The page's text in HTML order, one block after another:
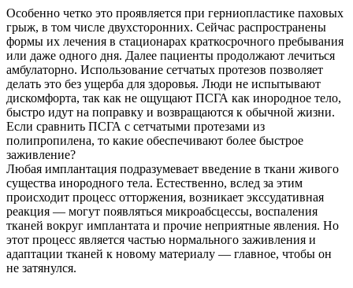
Особенно четко это проявляется при герниопластике паховых
грыж, в том числе двухсторонних. Сейчас распространены
формы их лечения в стационарах краткосрочного пребывания
или даже одного дня. Далее пациенты продолжают лечиться
амбулаторно. Использование сетчатых протезов позволяет
делать это без ущерба для здоровья. Люди не испытывают
дискомфорта, так как не ощущают ПСГА как инородное тело,
быстро идут на поправку и возвращаются к обычной жизни.
Если сравнить ПСГА с сетчатыми протезами из
полипропилена, то какие обеспечивают более быстрое
заживление?
Любая имплантация подразумевает введение в ткани живого
существа инородного тела. Естественно, вслед за этим
происходит процесс отторжения, возникает экссудативная
реакция — могут появляться микроабсцессы, воспаления
тканей вокруг имплантата и прочие неприятные явления. Но
этот процесс является частью нормального заживления и
адаптации тканей к новому материалу — главное, чтобы он
не затянулся.